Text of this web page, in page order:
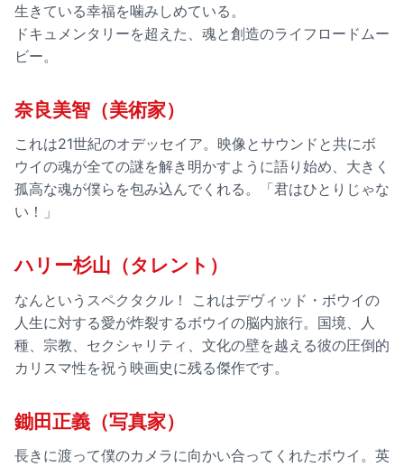
生きている幸福を噛みしめている。
ドキュメンタリーを超えた、魂と創造のライフロードムー
ビー。
奈良美智（美術家）
これは21世紀のオデッセイア。映像とサウンドと共にボ
ウイの魂が全ての謎を解き明かすように語り始め、大きく
孤高な魂が僕らを包み込んでくれる。「君はひとりじゃな
い！」
ハリー杉山（タレント）
なんというスペクタクル！ これはデヴィッド・ボウイの
人生に対する愛が炸裂するボウイの脳内旅行。国境、人
種、宗教、セクシャリティ、文化の壁を越える彼の圧倒的
カリスマ性を祝う映画史に残る傑作です。
鋤田正義（写真家）
長きに渡って僕のカメラに向かい合ってくれたボウイ。英